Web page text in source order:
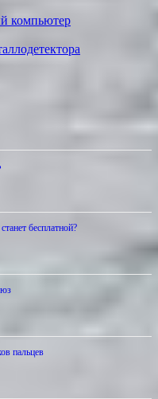
компьютер
бесплатной?
пальцев